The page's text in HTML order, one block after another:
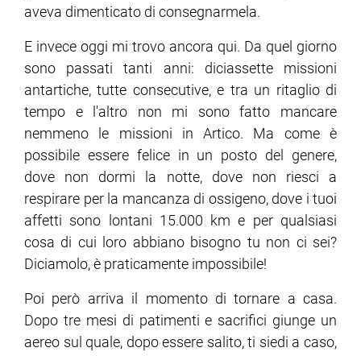
aveva dimenticato di consegnarmela.
E invece oggi mi trovo ancora qui. Da quel giorno
sono passati tanti anni: diciassette missioni
antartiche, tutte consecutive, e tra un ritaglio di
tempo e l'altro non mi sono fatto mancare
nemmeno le missioni in Artico. Ma come è
possibile essere felice in un posto del genere,
dove non dormi la notte, dove non riesci a
respirare per la mancanza di ossigeno, dove i tuoi
affetti sono lontani 15.000 km e per qualsiasi
cosa di cui loro abbiano bisogno tu non ci sei?
Diciamolo, è praticamente impossibile!
Poi però arriva il momento di tornare a casa.
Dopo tre mesi di patimenti e sacrifici giunge un
aereo sul quale, dopo essere salito, ti siedi a caso,